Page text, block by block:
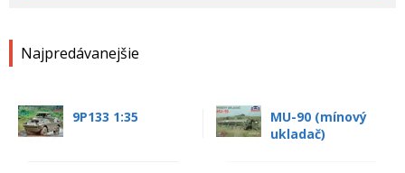
Najpredávanejšie
9P133 1:35
MU-90 (mínový
ukladač)